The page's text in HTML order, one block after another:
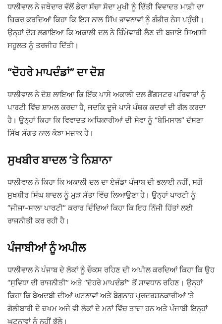
ਧਾਲੀਵਾਲ ਨੇ ਜਥੇਦਾਰ ਵੱਲੋਂਡੇਰਾ ਸੱਚਾ ਸੋਦਾਮੁਖੀ ਨੂੰ ਦਿੱਤੀ ਵਿਵਾਦਤ ਮਾਫ਼ੀ ਦਾ
ਜ਼ਿਕਰ ਕਰਦਿਆਂ ਕਿਹਾ ਕਿ ਇਸ ਨਾਲ ਸਿੱਖ ਭਾਵਨਾਵਾਂ ਨੂੰ ਗੰਭੀਰ ਠੇਸ ਪਹੁੰਚੀ।
ਉਨ੍ਹਾਂ ਦੋਸ਼ ਲਗਾਇਆ ਕਿ ਅਕਾਲੀ ਦਲ ਨੇ ਜ਼ਿੰਮੇਵਾਰੀ ਲੈਣ ਦੀ ਬਜਾਏ ਸਿਆਸੀ
ਸਹੂਲਤ ਨੂੰ ਤਰਜੀਹ ਦਿੱਤੀ।
“ਦੋਹਰੇ ਮਾਪਦੰਡਾਂ” ਦਾ ਦੋਸ਼
ਧਾਲੀਵਾਲ ਨੇ ਦੋਸ਼ ਲਾਇਆ ਕਿ ਇੱਕ ਪਾਸੇ ਅਕਾਲੀ ਦਲ ਗੈਂਗਸਟਰ ਪਰਿਵਾਰਾਂ ਨੂੰ
ਪਾਰਟੀ ਵਿੱਚ ਸ਼ਾਮਲ ਕਰਦਾ ਹੈ, ਜਦਕਿ ਦੂਜੇ ਪਾਸੇ ਪੰਥਕ ਕਦਰਾਂ ਦੀ ਗੱਲ ਕਰਦਾ
ਹੈ। ਉਨ੍ਹਾਂ ਕਿਹਾ ਕਿ ਵਿਵਾਦਤ ਅਧਿਕਾਰੀਆਂ ਦੀ ਸੇਵਾ ਨੂੰ “ਬੇਮਿਸਾਲ” ਦੱਸਣਾ
ਸਿੱਖ ਸੰਗਤ ਨਾਲ ਕੋਝਾ ਮਜ਼ਾਕ ਹੈ।
ਸੁਖਬੀਰ ਬਾਦਲ ‘ਤੇ ਨਿਸ਼ਾਨਾ
ਧਾਲੀਵਾਲ ਨੇ ਕਿਹਾ ਕਿ ਅਕਾਲੀ ਦਲ ਦਾ ਏਜੰਡਾ ਪੰਜਾਬ ਦੀ ਭਲਾਈ ਨਹੀਂ, ਸਗੋਂ
ਸੁਖਬੀਰ ਸਿੰਘ ਬਾਦਲਨੂੰ ਮੁੜ ਸੱਤਾ ਵਿੱਚ ਲਿਆਉਣਾ ਹੈ। ਉਨ੍ਹਾਂ ਪਾਰਟੀ ਨੂੰ
“ਜੀਜਾ-ਸਾਲਾ ਪਾਰਟੀ” ਕਰਾਰ ਦਿੰਦਿਆਂ ਕਿਹਾ ਕਿ ਇਹ ਨਿੱਜੀ ਹਿੱਤਾਂ ਲਈ
ਰਾਜਨੀਤੀ ਕਰ ਰਹੀ ਹੈ।
ਪੰਜਾਬੀਆਂ ਨੂੰ ਅਪੀਲ
ਧਾਲੀਵਾਲ ਨੇ ਪੰਜਾਬ ਦੇ ਲੋਕਾਂ ਨੂੰ ਚੌਕਸ ਰਹਿਣ ਦੀ ਅਪੀਲ ਕਰਦਿਆਂ ਕਿਹਾ ਕਿ ਉਹ
“ਸੁਵਿਧਾ ਦੀ ਰਾਜਨੀਤੀ” ਅਤੇ “ਦੋਹਰੇ ਮਾਪਦੰਡਾਂ” ਤੋਂ ਸਾਵਧਾਨ ਰਹਿਣ। ਉਨ੍ਹਾਂ
ਕਿਹਾ ਕਿ ਬੇਅਦਬੀ ਦੀਆਂ ਘਟਨਾਵਾਂ ਅਤੇ ਬੇਗੁਨਾਹ ਪ੍ਰਦਰਸ਼ਨਕਾਰੀਆਂ ‘ਤੇ
ਗੋਲੀਬਾਰੀ ਦੇ ਜ਼ਖਮ ਅਜੇ ਵੀ ਲੋਕਾਂ ਦੇ ਮਨਾਂ ਵਿੱਚ ਤਾਜ਼ਾ ਹਨ ਅਤੇ ਪੰਜਾਬੀ ਇਨ੍ਹਾਂ
ਘਟਨਾਵਾਂ ਨੂੰ ਨਹੀਂ ਭੁੱਲੇ।